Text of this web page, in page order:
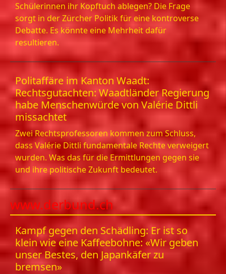
Schülerinnen ihr Kopftuch ablegen? Die Frage
sorgt in der Zürcher Politik für eine kontroverse
Debatte. Es könnte eine Mehrheit dafür
resultieren.
Politaffäre im Kanton Waadt:
Rechtsgutachten: Waadtländer Regierung
habe Menschen­würde von Valérie Dittli
missachtet
Zwei Rechtsprofessoren kommen zum Schluss,
dass Valérie Dittli fundamentale Rechte verweigert
wurden. Was das für die Ermittlungen gegen sie
und ihre politische Zukunft bedeutet.
www.derbund.ch
Kampf gegen den Schädling: Er ist so
klein wie eine Kaffeebohne: «Wir geben
unser Bestes, den Japankäfer zu
bremsen»